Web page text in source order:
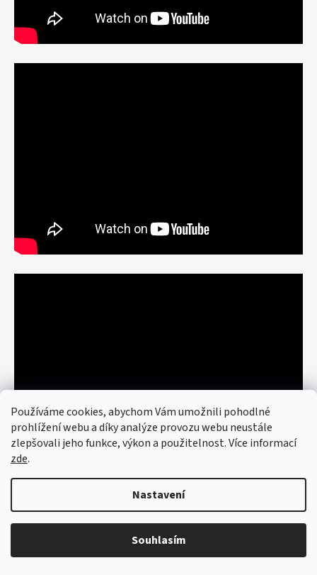
Používáme cookies, abychom Vám umožnili pohodlné
prohlížení webu a díky analýze provozu webu neustále
zlepšovali jeho funkce, výkon a použitelnost. Více informací
zde.
Nastavení
Souhlasím
© 2026 art re use. Všechna práva
Upravit nastavení cookies